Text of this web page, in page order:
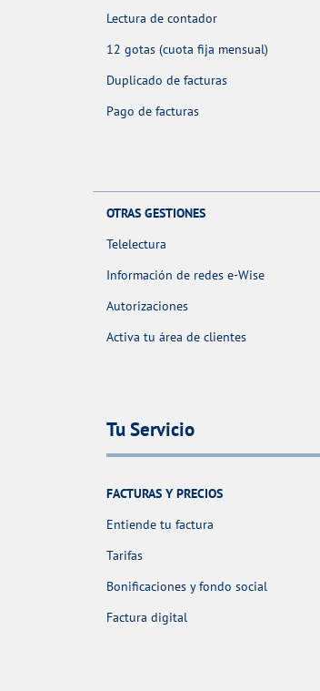
Lectura de contador
12 gotas (cuota fija mensual)
Duplicado de facturas
Pago de facturas
OTRAS GESTIONES
Telelectura
Información de redes e-Wise
Autorizaciones
Activa tu área de clientes
Tu Servicio
FACTURAS Y PRECIOS
Entiende tu factura
Tarifas
Bonificaciones y fondo social
Factura digital